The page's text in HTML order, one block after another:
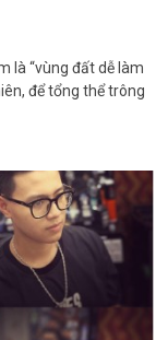
là “vùng đất dễ làm
để tổng thể trông